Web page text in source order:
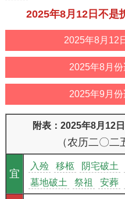
2025年8月12日不是
2025年8月12
2025年8月
2025年9月
附表：2025年8月12
（农历二〇二
宜
入殓 移柩 阴宅破土
墓地破土
祭祖 安葬